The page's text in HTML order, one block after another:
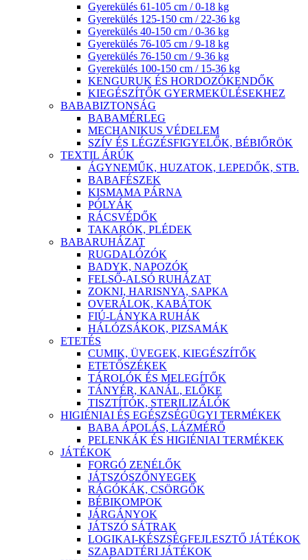
Gyerekülés 61-105 cm / 0-18 kg
Gyerekülés 125-150 cm / 22-36 kg
Gyerekülés 40-150 cm / 0-36 kg
Gyerekülés 76-105 cm / 9-18 kg
Gyerekülés 76-150 cm / 9-36 kg
Gyerekülés 100-150 cm / 15-36 kg
KENGURUK ÉS HORDOZÓKENDŐK
KIEGÉSZÍTŐK GYERMEKÜLÉSEKHEZ
BABABIZTONSÁG
BABAMÉRLEG
MECHANIKUS VÉDELEM
SZÍV ÉS LÉGZÉSFIGYELŐK, BÉBIŐRÖK
TEXTIL ÁRÚK
ÁGYNEMŰK, HUZATOK, LEPEDŐK, STB.
BABAFÉSZEK
KISMAMA PÁRNA
PÓLYÁK
RÁCSVÉDŐK
TAKARÓK, PLÉDEK
BABARUHÁZAT
RUGDALÓZÓK
BADYK, NAPOZÓK
FELSŐ-ALSÓ RUHÁZAT
ZOKNI, HARISNYA, SAPKA
OVERÁLOK, KABÁTOK
FIÚ-LÁNYKA RUHÁK
HÁLÓZSÁKOK, PIZSAMÁK
ETETÉS
CUMIK, ÜVEGEK, KIEGÉSZÍTŐK
ETETŐSZÉKEK
TÁROLÓK ÉS MELEGÍTŐK
TÁNYÉR, KANÁL, ELŐKE
TISZTÍTÓK, STERILIZÁLÓK
HIGIÉNIAI ÉS EGÉSZSÉGÜGYI TERMÉKEK
BABA ÁPOLÁS, LÁZMÉRŐ
PELENKÁK ÉS HIGIÉNIAI TERMÉKEK
JÁTÉKOK
FORGÓ ZENÉLŐK
JÁTSZÓSZŐNYEGEK
RÁGÓKÁK, CSÖRGŐK
BÉBIKOMPOK
JÁRGÁNYOK
JÁTSZÓ SÁTRAK
LOGIKAI-KÉSZSÉGFEJLESZTŐ JÁTÉKOK
SZABADTÉRI JÁTÉKOK